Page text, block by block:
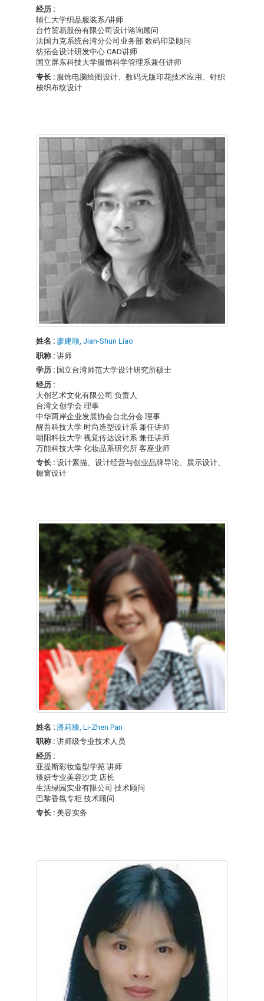
经历 :
辅仁大学织品服装系/讲师
台竹贸易股份有限公司设计谘询顾问
法国力克系统台湾分公司业务部 数码印染顾问
纺拓会设计研发中心 CAD讲师
国立屏东科技大学服饰科学管理系兼任讲师
专长 : 服饰电脑绘图设计、数码无版印花技术应用、针织
梭织布纹设计
姓名 : 廖建顺, Jian-Shun Liao
职称 : 讲师
学历 : 国立台湾师范大学设计研究所硕士
经历 :
大创艺术文化有限公司 负责人
台湾文创学会 理事
中华两岸企业发展协会台北分会 理事
醒吾科技大学 时尚造型设计系 兼任讲师
朝阳科技大学 视觉传达设计系 兼任讲师
万能科技大学 化妆品系研究所 客座业师
专长 : 设计素描、设计经营与创业品牌导论、展示设计、
橱窗设计
姓名 : 潘莉臻, Li-Zhen Pan
职称 : 讲师级专业技术人员
经历 :
亚提斯彩妆造型学苑 讲师
臻妍专业美容沙龙 店长
生活绿园实业有限公司 技术顾问
巴黎香氛专柜 技术顾问
专长 : 美容实务